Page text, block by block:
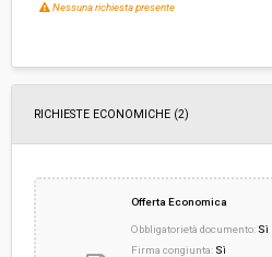
Nessuna richiesta presente
RICHIESTE ECONOMICHE (2)
Offerta Economica
Obbligatorietà documento: Sì
Firma congiunta: Sì